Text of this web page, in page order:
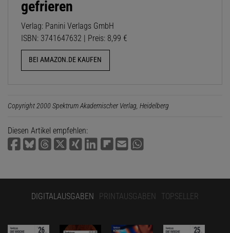
gefrieren
Verlag: Panini Verlags GmbH
ISBN: 3741647632 | Preis: 8,99 €
BEI AMAZON.DE KAUFEN
Copyright 2000 Spektrum Akademischer Verlag, Heidelberg
Diesen Artikel empfehlen:
DIGITALAUSGABEN PRINTAUSGABEN TOPSELLER